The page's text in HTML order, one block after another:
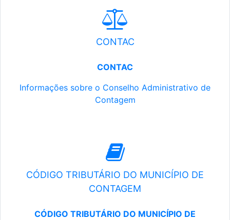
CONTAC
CONTAC
Informações sobre o Conselho Administrativo de
Contagem
CÓDIGO TRIBUTÁRIO DO MUNICÍPIO DE
CONTAGEM
CÓDIGO TRIBUTÁRIO DO MUNICÍPIO DE